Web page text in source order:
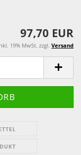
97,70 EUR
19% MwSt. zzgl. Versand